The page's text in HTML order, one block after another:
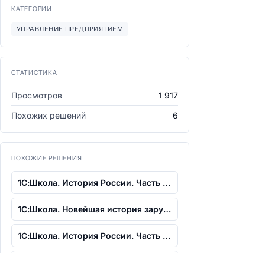
КАТЕГОРИИ
УПРАВЛЕНИЕ ПРЕДПРИЯТИЕМ
СТАТИСТИКА
Просмотров
1 917
Похожих решений
6
ПОХОЖИЕ РЕШЕНИЯ
1С:Школа. История России. Часть 2. С с...
1С:Школа. Новейшая история зарубежных...
1С:Школа. История России. Часть 4. XX...